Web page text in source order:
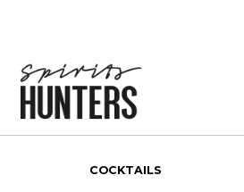
COCKTAILS